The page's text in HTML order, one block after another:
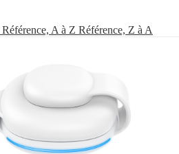
Référence, A à Z Référence, Z à A